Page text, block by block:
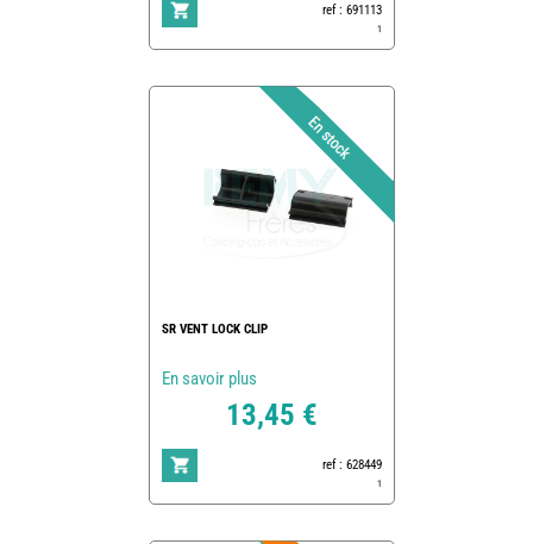
ref : 691113
1
SR VENT LOCK CLIP
En savoir plus
13,45 €
ref : 628449
1